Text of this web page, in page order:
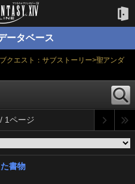
ータベース
クエスト：サブストーリー>聖アンダ
1ページ
書物